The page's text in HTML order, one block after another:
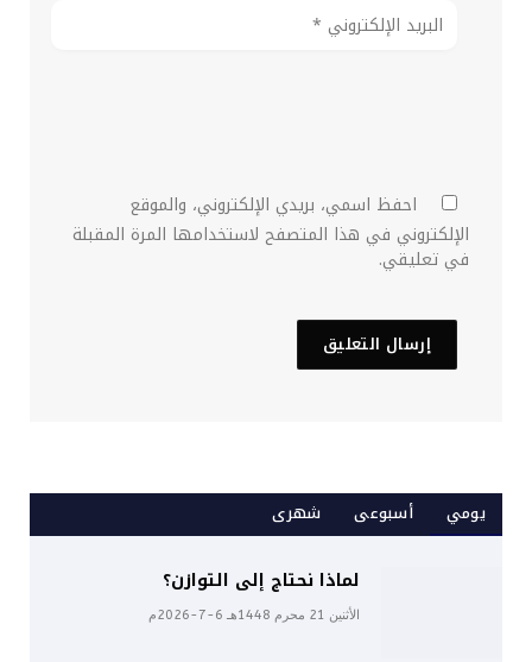
احفظ اسمي، بريدي الإلكتروني، والموقع
الإلكتروني في هذا المتصفح لاستخدامها المرة المقبلة
في تعليقي.
يومي أسبوعى شهرى
لماذا نحتاج إلى التوازن؟
الأثنين 21 محرم 1448هـ 6-7-2026م